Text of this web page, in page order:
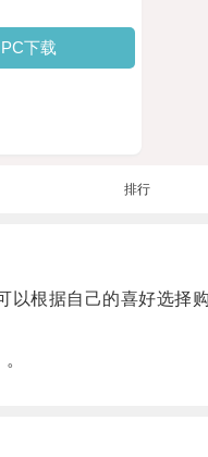
PC下载
排行
根据自己的喜好选择购